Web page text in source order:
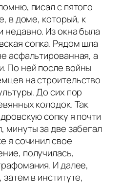
писал с пятого
в доме, который, к
Из окна была
сопка. Рядом шла
асфальтированная, а
По ней после войны
на строительство
До сих пор
колодок. Так
сопку я почти
минуты за две забегал
я сочинил свое
получилась,
И далее,
в институте,